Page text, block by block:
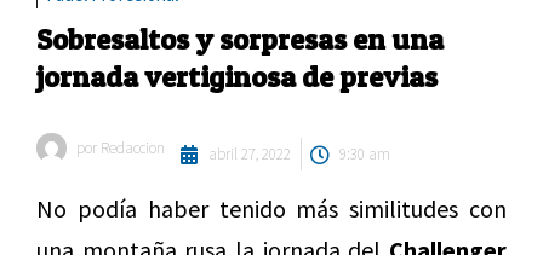
Sobresaltos y sorpresas en una
jornada vertiginosa de previas
por Redaccion abril 27, 2022 9:30 am
No podía haber tenido más similitudes con